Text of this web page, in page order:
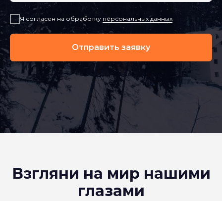
Я согласен на обработку персональных данных
Отправить заявку
Взгляни на мир нашими
глазами